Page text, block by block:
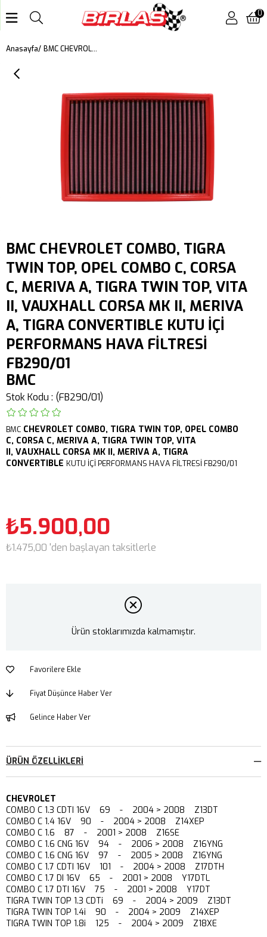
0
Anasayfa BMC CHEVROLET COMBO, TIGRA TWIN TOP, OPEL COMBO C, CORSA C, MERIVA A, TIGRA TWIN TOP, VITA II, VAUXHALL CORSA MK II, MERIVA A, TIGRA CONVERTIBLE KUTU İÇİ PERFORMANS HAVA FİLTRESİ FB290/01
BMC CHEVROLET COMBO, TIGRA
TWIN TOP, OPEL COMBO C, CORSA
C, MERIVA A, TIGRA TWIN TOP, VITA
II, VAUXHALL CORSA MK II, MERIVA
A, TIGRA CONVERTIBLE KUTU İÇİ
PERFORMANS HAVA FİLTRESİ
FB290/01
BMC
Stok Kodu (FB290/01)
BMC CHEVROLET COMBO, TIGRA TWIN TOP, OPEL COMBO
C, CORSA C, MERIVA A, TIGRA TWIN TOP, VITA
II, VAUXHALL CORSA MK II, MERIVA A, TIGRA
CONVERTIBLE KUTU İÇİ PERFORMANS HAVA FİLTRESİ FB290/01
₺5.900,00
₺1.475,00 'den başlayan taksitlerle
Ürün stoklarımızda kalmamıştır.
Favorilere Ekle
Fiyat Düşünce Haber Ver
Gelince Haber Ver
ÜRÜN ÖZELLIKLERI
CHEVROLET
COMBO C 1.3 CDTI 16V 69 - 2004 > 2008 Z13DT
COMBO C 1.4 16V 90 - 2004 > 2008 Z14XEP
COMBO C 1.6 87 - 2001 > 2008 Z16SE
COMBO C 1.6 CNG 16V 94 - 2006 > 2008 Z16YNG
COMBO C 1.6 CNG 16V 97 - 2005 > 2008 Z16YNG
COMBO C 1.7 CDTI 16V 101 - 2004 > 2008 Z17DTH
COMBO C 1.7 DI 16V 65 - 2001 > 2008 Y17DTL
COMBO C 1.7 DTI 16V 75 - 2001 > 2008 Y17DT
TIGRA TWIN TOP 1.3 CDTi 69 - 2004 > 2009 Z13DT
TIGRA TWIN TOP 1.4i 90 - 2004 > 2009 Z14XEP
TIGRA TWIN TOP 1.8i 125 - 2004 > 2009 Z18XE